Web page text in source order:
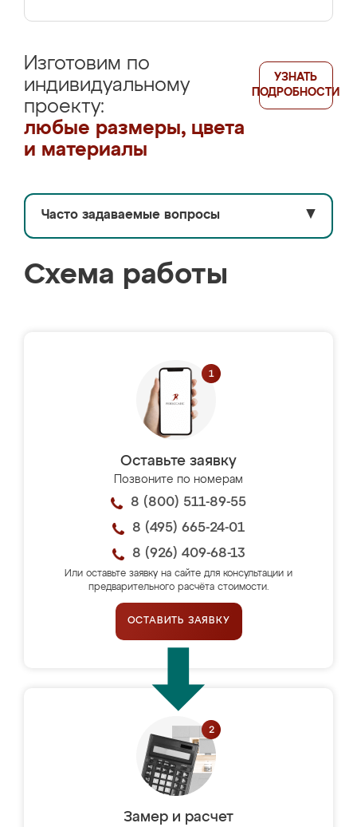
Изготовим по
индивидуальному
проекту:
любые размеры, цвета
и материалы
УЗНАТЬ
ПОДРОБНОСТИ
Часто задаваемые вопросы ▼
Схема работы
Оставьте заявку
Позвоните по номерам
8 (800) 511-89-55
8 (495) 665-24-01
8 (926) 409-68-13
Или оставьте заявку на сайте для консультации и
предварительного расчёта стоимости.
ОСТАВИТЬ ЗАЯВКУ
Замер и расчет